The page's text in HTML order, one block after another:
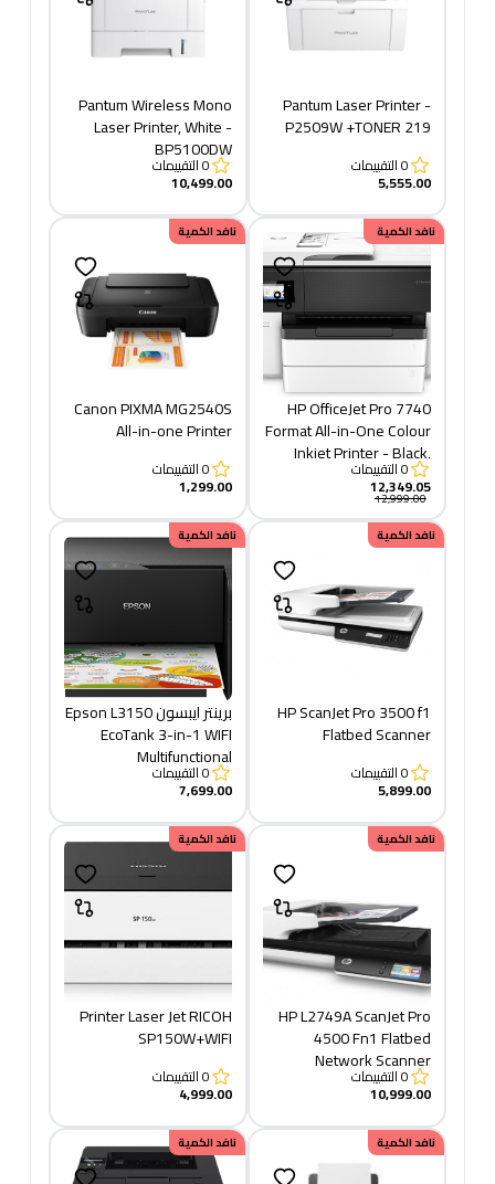
Pantum Laser Printer -
P2509W +TONER 219
0التقييمات
5,555.00
Pantum Wireless Mono
Laser Printer, White -
BP5100DW
0التقييمات
10,499.00
خصم649.95
نافد الكمية
HP OfficeJet Pro 7740
Format All-in-One Colour
Inkjet Printer - Black,
White
0التقييمات
12,349.05
12,999.00
نافد الكمية
Canon PIXMA MG2540S
All-in-one Printer
0التقييمات
1,299.00
نافد الكمية
HP ScanJet Pro 3500 f1
Flatbed Scanner
0التقييمات
5,899.00
نافد الكمية
برينتر ايبسون Epson L3150
EcoTank 3-in-1 WIFI
Multifunctional
0التقييمات
7,699.00
نافد الكمية
HP L2749A ScanJet Pro
4500 Fn1 Flatbed
Network Scanner
0التقييمات
10,999.00
نافد الكمية
Printer Laser Jet RICOH
SP150W+WIFI
0التقييمات
4,999.00
نافد الكمية نافد الكمية